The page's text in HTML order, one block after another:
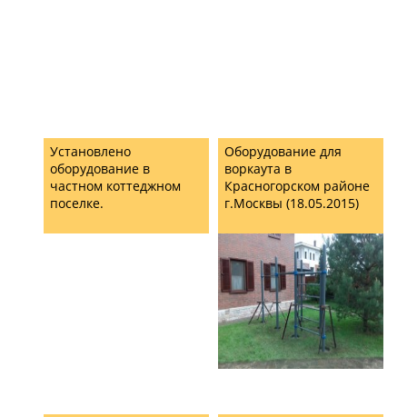
Установлено
оборудование в
частном коттеджном
поселке.
Оборудование для
воркаута в
Красногорском районе
г.Москвы (18.05.2015)